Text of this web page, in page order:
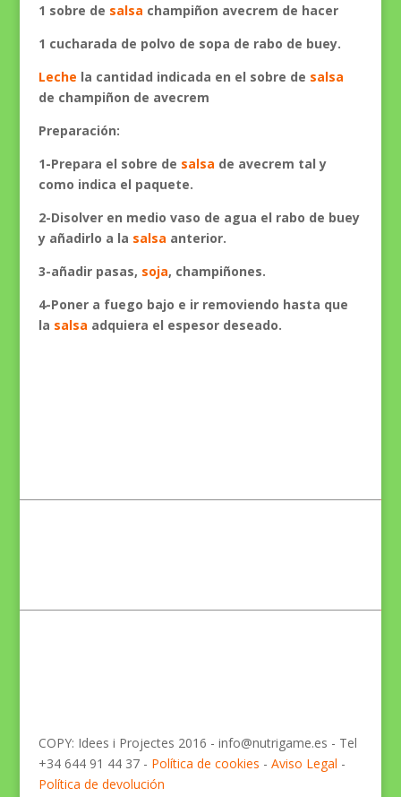
1 sobre de salsa champiñon avecrem de hacer
1 cucharada de polvo de sopa de rabo de buey.
Leche la cantidad indicada en el sobre de salsa
de champiñon de avecrem
Preparación:
1-Prepara el sobre de salsa de avecrem tal y
como indica el paquete.
2-Disolver en medio vaso de agua el rabo de buey
y añadirlo a la salsa anterior.
3-añadir pasas, soja, champiñones.
4-Poner a fuego bajo e ir removiendo hasta que
la salsa adquiera el espesor deseado.
COPY: Idees i Projectes 2016 - info@nutrigame.es - Tel
+34 644 91 44 37 - Política de cookies - Aviso Legal -
Política de devolución